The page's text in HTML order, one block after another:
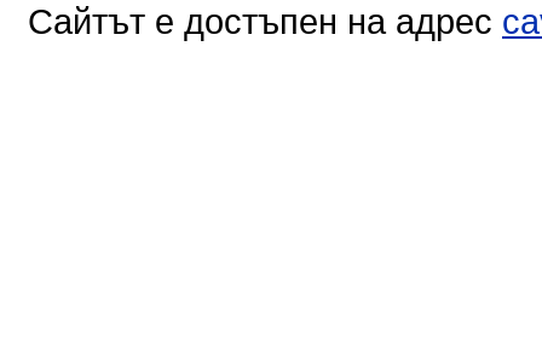
Сайтът е достъпен на адрес